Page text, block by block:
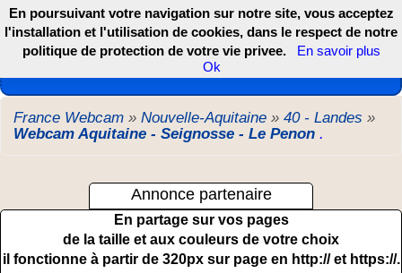
Les webcams de France, DOM TOM et COM
France Webcam » Nouvelle-Aquitaine » 40 - Landes »
Webcam Aquitaine - Seignosse - Le Penon .
Annonce partenaire
En partage sur vos pages
de la taille et aux couleurs de votre choix
il fonctionne à partir de 320px sur page en http:// et https://.
En poursuivant votre navigation sur notre site, vous acceptez
l'installation et l'utilisation de cookies, dans le respect de notre
politique de protection de votre vie privee.
En savoir plus
Ok